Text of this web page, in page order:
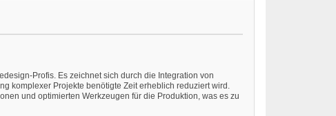
Profis. Es zeichnet sich durch die Integration von
komplexer Projekte benötigte Zeit erheblich reduziert wird.
und optimierten Werkzeugen für die Produktion, was es zu